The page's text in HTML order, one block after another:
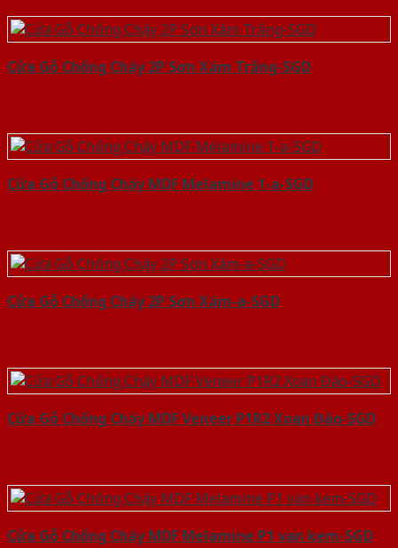
Cửa Gỗ Chống Cháy 2P Sơn Xám Trắng-SGD
Cửa Gỗ Chống Cháy MDF Melamine 1-a-SGD
Cửa Gỗ Chống Cháy 2P Sơn Xám-a-SGD
Cửa Gỗ Chống Cháy MDF Veneer P1R2 Xoan Đào-SGD
Cửa Gỗ Chống Cháy MDF Melamine P1 van kem-SGD